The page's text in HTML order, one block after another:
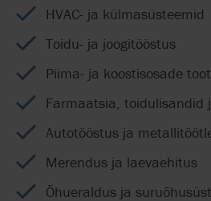
HVAC- ja külmasüsteemid
Toidu- ja joogitööstus
Piima- ja koostisosade
Farmaatsia, toidulisandid
Autotööstus ja
Merendus ja laevaehitus
Õhueraldus ja